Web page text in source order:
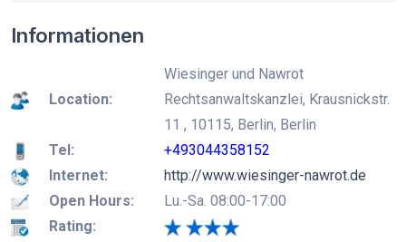
Informationen
Location:
Wiesinger und Nawrot
Rechtsanwaltskanzlei, Krausnickstr.
11 , 10115, Berlin, Berlin
Tel:
+493044358152
Internet:
http://www.wiesinger-nawrot.de
Open Hours:
Lu.-Sa. 08:00-17:00
Rating: